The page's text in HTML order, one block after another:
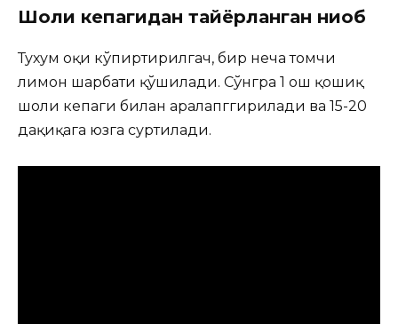
Шоли кепагидан тайёрланган ниқоб
Тухум оқи кўпиртирилгач, бир неча томчи
лимон шарбати қўшилади. Сўнгра 1 ош қошиқ
шоли кепаги билан аралапггирилади ва 15-20
дақиқага юзга суртилади.